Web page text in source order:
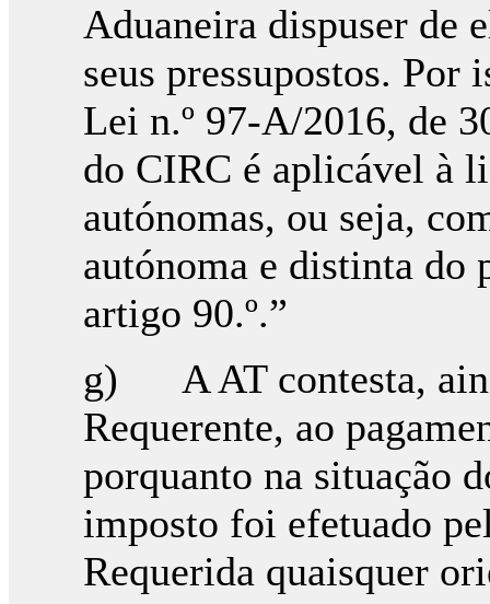
Aduaneira dispuser de
seus pressupostos. Por
Lei n.º 97-A/2016, de
do CIRC é aplicável à
autónomas, ou seja,
autónoma e distinta do
artigo 90.º.”
g) A AT contesta,
Requerente, ao
porquanto na situação
imposto foi efetuado
Requerida quaisquer